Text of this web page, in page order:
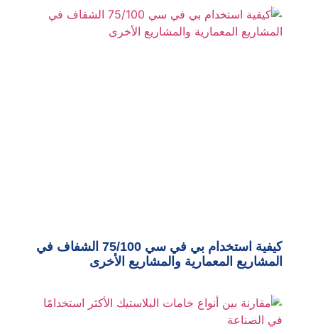
كيفية استخدام بي في سي 75/100 الشفاف في
المشاريع المعمارية والمشاريع الأخرى